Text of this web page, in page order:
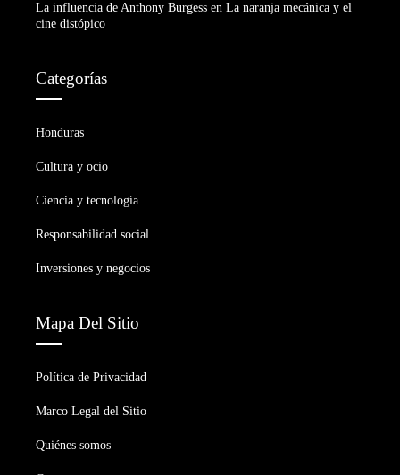
La influencia de Anthony Burgess en La naranja mecánica y el
cine distópico
Categorías
Honduras
Cultura y ocio
Ciencia y tecnología
Responsabilidad social
Inversiones y negocios
Mapa Del Sitio
Política de Privacidad
Marco Legal del Sitio
Quiénes somos